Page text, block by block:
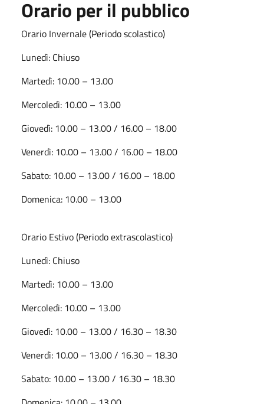
Orario per il pubblico
Orario Invernale (Periodo scolastico)
Lunedì: Chiuso
Martedì: 10.00 – 13.00
Mercoledì: 10.00 – 13.00
Giovedì: 10.00 – 13.00 / 16.00 – 18.00
Venerdì: 10.00 – 13.00 / 16.00 – 18.00
Sabato: 10.00 – 13.00 / 16.00 – 18.00
Domenica: 10.00 – 13.00
Orario Estivo (Periodo extrascolastico)
Lunedì: Chiuso
Martedì: 10.00 – 13.00
Mercoledì: 10.00 – 13.00
Giovedì: 10.00 – 13.00 / 16.30 – 18.30
Venerdì: 10.00 – 13.00 / 16.30 – 18.30
Sabato: 10.00 – 13.00 / 16.30 – 18.30